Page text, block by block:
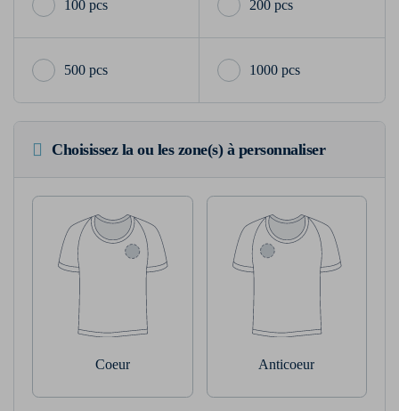
100 pcs 200 pcs
500 pcs 1000 pcs
Choisissez la ou les zone(s) à personnaliser
Coeur Anticoeur